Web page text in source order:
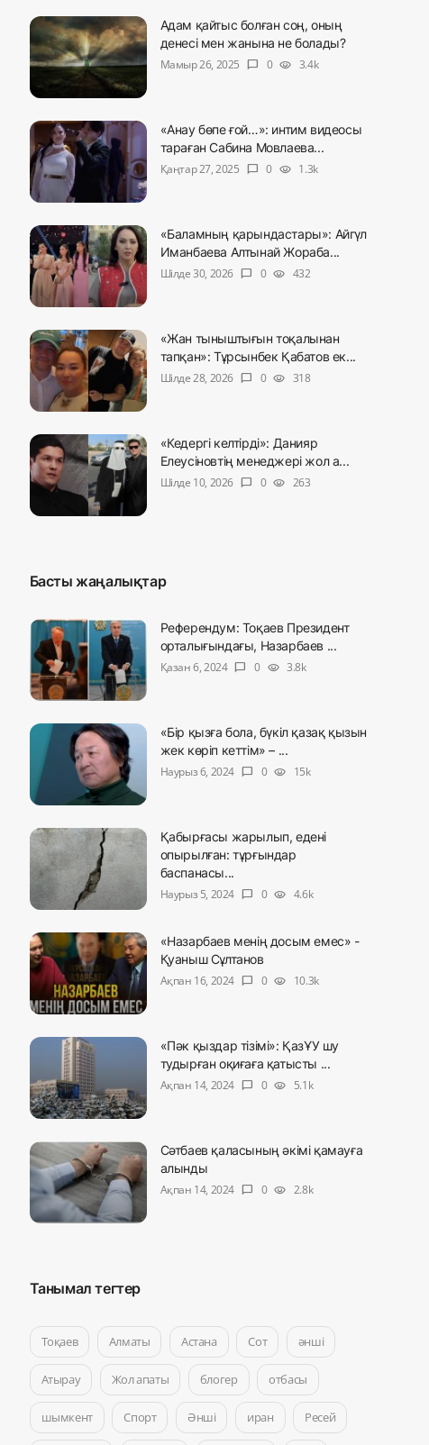
Адам қайтыс болған соң, оның
денесі мен жанына не болады?
Мамыр 26, 2025
chat_bubble 0 visibility 3.4k
«Анау бөпе ғой…»: интим видеосы
тараған Сабина Мовлаева...
Қаңтар 27, 2025
chat_bubble 0 visibility 1.3k
«Баламның қарындастары»: Айгүл
Иманбаева Алтынай Жораба...
Шілде 30, 2026
chat_bubble 0 visibility 432
«Жан тыныштығын тоқалынан
тапқан»: Тұрсынбек Қабатов ек...
Шілде 28, 2026
chat_bubble 0 visibility 318
«Кедергі келтірді»: Данияр
Елеусіновтің менеджері жол а...
Шілде 10, 2026
chat_bubble 0 visibility 263
Басты жаңалықтар
Референдум: Тоқаев Президент
орталығындағы, Назарбаев ...
Қазан 6, 2024 chat_bubble 0 visibility 3.8k
«Бір қызға бола, бүкіл қазақ қызын
жек көріп кеттім» – ...
Наурыз 6, 2024
chat_bubble 0 visibility 15k
Қабырғасы жарылып, едені
опырылған: тұрғындар
баспанасы...
Наурыз 5, 2024
chat_bubble 0 visibility 4.6k
«Назарбаев менің досым емес» -
Қуаныш Сұлтанов
Ақпан 16, 2024
chat_bubble 0 visibility 10.3k
«Пәк қыздар тізімі»: ҚазҰУ шу
тудырған оқиғаға қатысты ...
Ақпан 14, 2024
chat_bubble 0 visibility 5.1k
Сәтбаев қаласының әкімі қамауға
алынды
Ақпан 14, 2024
chat_bubble 0 visibility 2.8k
Танымал тегтер
Тоқаев Алматы Астана Сот әнші
Атырау Жол апаты блогер отбасы
шымкент Спорт Әнші иран Ресей